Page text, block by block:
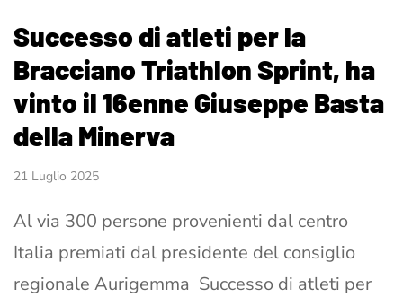
Successo di atleti per la
Bracciano Triathlon Sprint, ha
vinto il 16enne Giuseppe Basta
della Minerva
21 Luglio 2025
Al via 300 persone provenienti dal centro
Italia premiati dal presidente del consiglio
regionale Aurigemma Successo di atleti per